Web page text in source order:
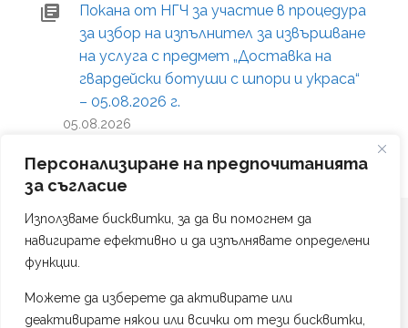
Персонализиране на предпочитанията
за съгласие
Използваме бисквитки, за да ви помогнем да
навигирате ефективно и да изпълнявате определени
функции.
Можете да изберете да активирате или
деактивирате някои или всички от тези бисквитки,
Покана от НГЧ за участие в процедура
за избор на изпълнител за извършване
на услуга с предмет „Доставка на
гвардейски ботуши с шпори и украса“
– 05.08.2026 г.
05.08.2026
Политика на поверителност